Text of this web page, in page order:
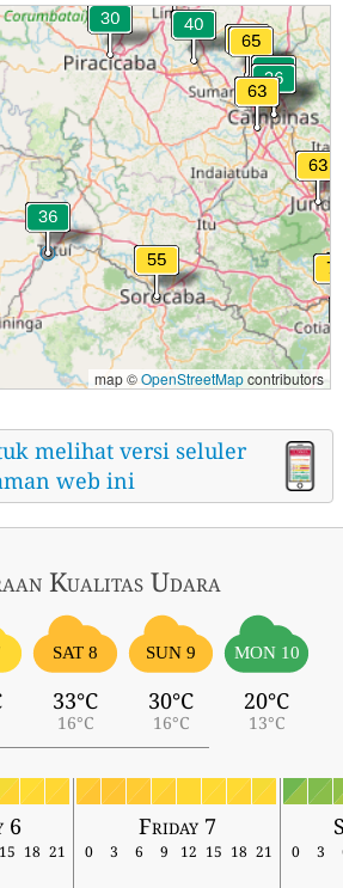
map ©OpenStreetMapcontributors
melihat versi seluler
web ini
Kualitas Udara
SAT 8
33°C
16°C
SUN 9
30°C
16°C
MON 10
20°C
13°C
6 Friday 7
15 18 21 0 3 6 9 12 15 18 21 0 3